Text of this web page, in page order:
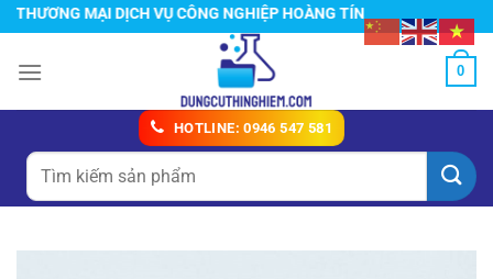
Chuyển
đến
nội
MẠI DỊCH VỤ CÔNG NGHIỆP HOÀNG TÍN
0
HOTLINE: 0946 547 581
Tìm
kiếm: